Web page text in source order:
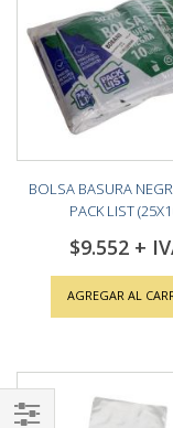
BOLSA BASURA
PACK LIST
$9.552
AGREGAR AL